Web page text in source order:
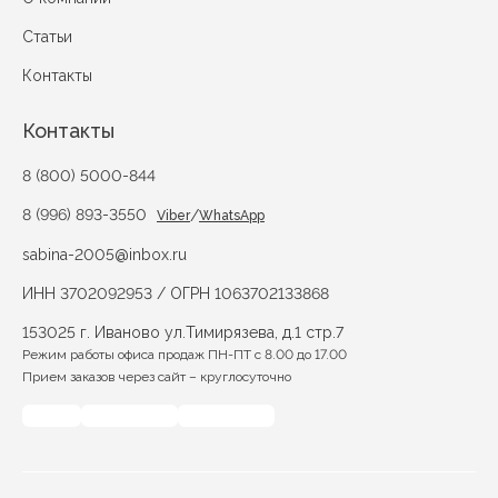
Статьи
Контакты
Контакты
8 (800) 5000-844
8 (996) 893-3550 Viber/WhatsApp
sabina-2005@inbox.ru
ИНН 3702092953 / ОГРН 1063702133868
153025 г. Иваново ул.Тимирязева, д.1 стр.7
Режим работы офиса продаж ПН-ПТ с 8.00 до 17.00
Прием заказов через сайт – круглосуточно